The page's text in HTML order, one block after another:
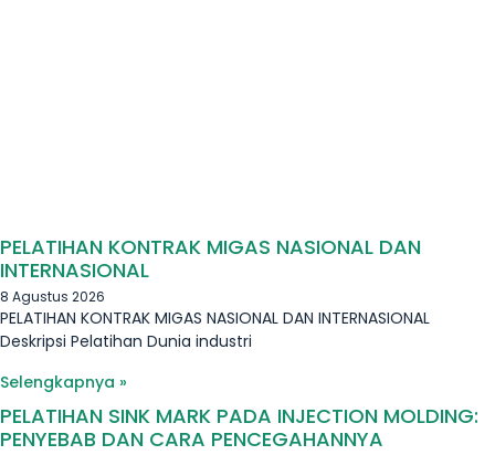
PELATIHAN KONTRAK MIGAS NASIONAL DAN
INTERNASIONAL
8 Agustus 2026
PELATIHAN KONTRAK MIGAS NASIONAL DAN INTERNASIONAL
Deskripsi Pelatihan Dunia industri
Selengkapnya »
PELATIHAN SINK MARK PADA INJECTION MOLDING:
PENYEBAB DAN CARA PENCEGAHANNYA